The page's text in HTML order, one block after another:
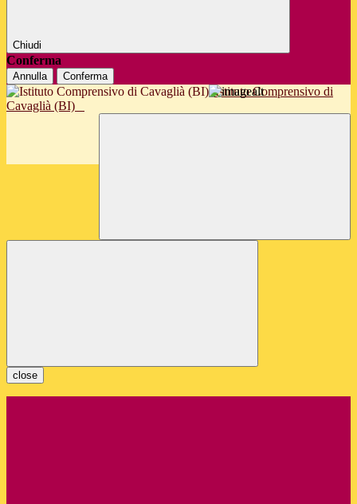
Chiudi
Conferma
Annulla Conferma
Istituto Comprensivo di
Cavaglià (BI)
close